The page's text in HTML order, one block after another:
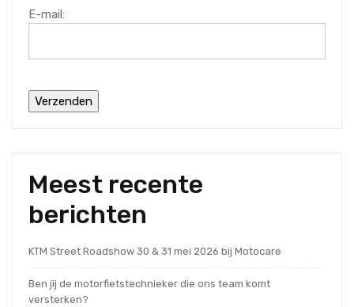
E-mail:
Meest recente
berichten
KTM Street Roadshow 30 & 31 mei 2026 bij Motocare
Ben jij de motorfietstechnieker die ons team komt
versterken?